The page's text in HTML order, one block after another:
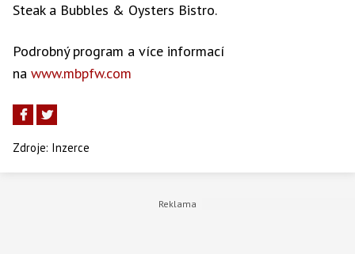
Steak a Bubbles & Oysters Bistro.
Podrobný program a více informací
na www.mbpfw.com
Zdroje: Inzerce